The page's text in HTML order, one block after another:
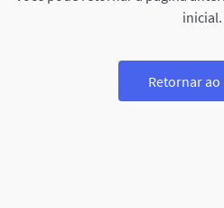
inicial.
Retornar